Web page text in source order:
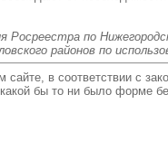
Росреестра по
районов по
в соответствии с
бы то ни было форме